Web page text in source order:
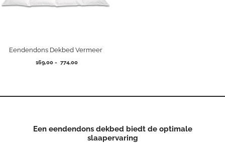
Eendendons Dekbed Vermeer
169,00 - 774,00Prijsklasse:
Een eendendons dekbed biedt de optimale
slaapervaring